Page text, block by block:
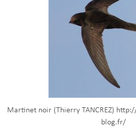
Martinet noir (Thierry TANCREZ)
blog.fr/